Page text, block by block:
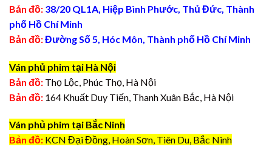
Bản đồ: 38/20 QL1A, Hiệp Bình Phước, Thủ Đức, Thành
phố Hồ Chí Minh
Bản đồ:Đường Số 5, Hóc Môn, Thành phố Hồ Chí Minh
Ván phủ phim tại Hà Nội
Bản đồ: Thọ Lộc, Phúc Thọ, Hà Nội
Bản đồ: 164 Khuất Duy Tiến, Thanh Xuân Bắc, Hà Nội
Ván phủ phim tại Bắc Ninh
Bản đồ: KCN Đại Đồng, Hoàn Sơn, Tiên Du, Bắc Ninh